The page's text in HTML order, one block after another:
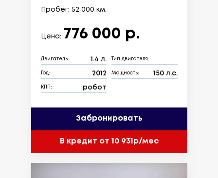
Пробег: 52 000 км.
Цена: 776 000 р.
Двигатель: 1.4 л. Тип двигателя:
Год: 2012 Мощность: 150 л.с.
КПП: робот
Забронировать
В кредит от 10 931р/мес